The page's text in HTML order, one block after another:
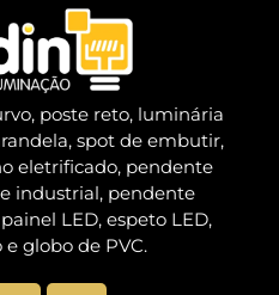
poste reto, luminária
spot de embutir,
eletrificado, pendente
industrial, pendente
LED, espeto LED,
globo de PVC.